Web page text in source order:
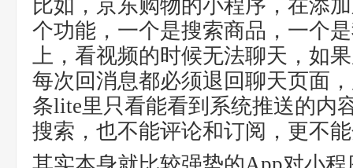
比如，京东购物的小程序，在添
个功能，一个是搜索商品，一个
上，看视频的时候无法聊天，如
每次回消息都必须退回聊天页面
条lite里只看能看到系统推送的内
搜索，也不能评论和订阅，更不